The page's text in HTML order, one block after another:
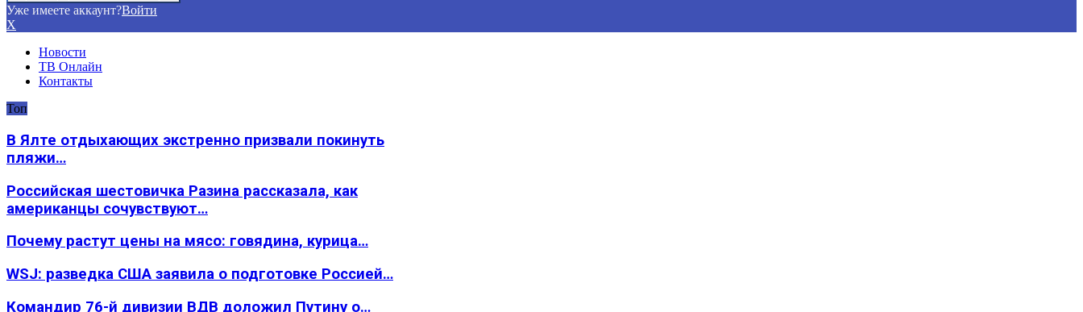
Уже имеете аккаунт?Войти
X
Новости
ТВ Онлайн
Контакты
Топ
В Ялте отдыхающих экстренно призвали покинуть
пляжи…
Российская шестовичка Разина рассказала, как
американцы сочувствуют…
Почему растут цены на мясо: говядина, курица…
WSJ: разведка США заявила о подготовке Россией…
Командир 76-й дивизии ВДВ доложил Путину о…